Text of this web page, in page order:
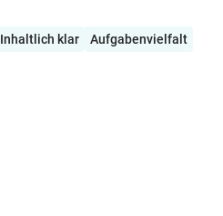
Inhaltlich klar
Aufgabenvielfalt